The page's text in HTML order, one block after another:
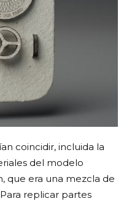
coincidir, incluida la
del modelo
que era una mezcla de
replicar partes